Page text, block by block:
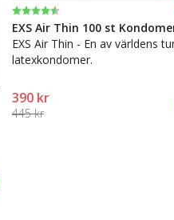
Betyg:
4.6 utav 5 stjärnor
EXS Air Thin 100 st
EXS Air Thin - En av världens
latexkondomer.
390 kr
445 kr